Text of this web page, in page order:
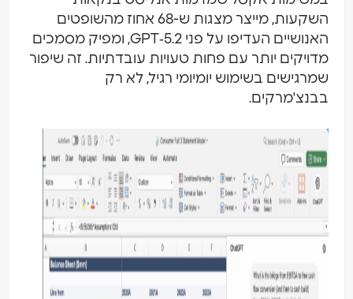
השקעות, מייצר מצגות ש-68 אחוז מהשופטים
האנושיים העדיפו על פני GPT‑5.2, ומפיק מסמכים
מדויקים יותר עם פחות טעויות עובדתיות. זה שיפור
שמרגישים בשימוש יומיומי רגיל, לא רק
בבנצ'מרקים.